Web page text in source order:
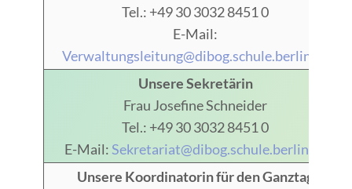
Tel.: +49 30 3032 8451 0
E-Mail:
Verwaltungsleitung@dibog.schule.berlin.de
Unsere Sekretärin
Frau Josefine Schneider
Tel.: +49 30 3032 8451 0
E-Mail: Sekretariat@dibog.schule.berlin.de
Unsere Koordinatorin für den Ganztag